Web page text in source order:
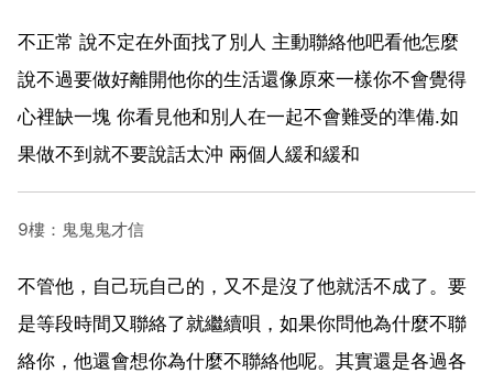
不正常 說不定在外面找了別人 主動聯絡他吧看他怎麼
說不過要做好離開他你的生活還像原來一樣你不會覺得
心裡缺一塊 你看見他和別人在一起不會難受的準備.如
果做不到就不要說話太沖 兩個人緩和緩和
9樓：鬼鬼鬼才信
不管他，自己玩自己的，又不是沒了他就活不成了。要
是等段時間又聯絡了就繼續唄，如果你問他為什麼不聯
絡你，他還會想你為什麼不聯絡他呢。其實還是各過各